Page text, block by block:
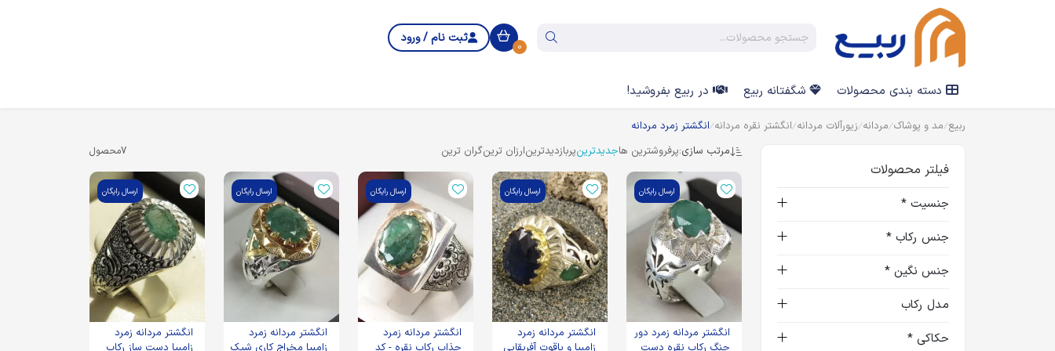
0
ثبت نام / ورود
دسته بندی محصولات شگفتانه ربیع در ربیع بفروشید!
ربیع مد و پوشاک مردانه زیورآلات مردانه انگشتر نقره مردانه انگشتر زمرد مردانه
فیلتر محصولات
جنسیت *
جنس رکاب *
جنس نگین *
مدل رکاب
حکاکی *
مرتب سازی:پرفروشترین هاجدیدترینپربازدیدترینارزان ترینگران ترین 7محصول
ارسال رایگان
انگشتر مردانه زمرد دور
چنگ رکاب نقره دست
ارسال رایگان
انگشتر مردانه زمرد
زامبیا و یاقوت آفریقایی
ارسال رایگان
انگشتر مردانه زمرد
جذاب رکاب نقره - کد
ارسال رایگان
انگشتر مردانه زمرد
زامبیا مخراج کاری شیک
ارسال رایگان
انگشتر مردانه زمرد
زامبیا دست ساز رکاب